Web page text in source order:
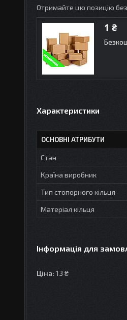
Отримайте цю позицію
1 ₴
Характеристики
ОСНОВНІ АТРИБУТИ
Стан
Країна виробник
Тип стопорного кільця
Матеріал кільця
Інформація для
Ціна: 13 ₴